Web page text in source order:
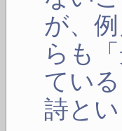
が、
らも
てい
詩と